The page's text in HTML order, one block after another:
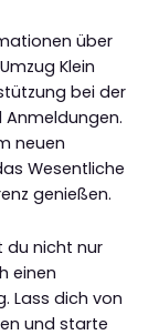
über
Klein
bei der
neuen
Wesentliche
genießen.
du nicht nur
einen
Lass dich von
und starte